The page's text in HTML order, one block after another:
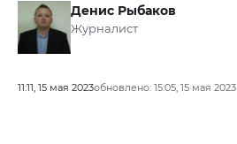
Денис Рыбаков
Журналист
11:11, 15 мая 2023обновлено: 15:05, 15 мая 2023